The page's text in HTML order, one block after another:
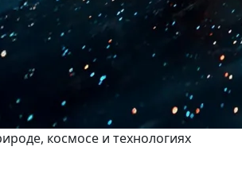
космосе и технологиях